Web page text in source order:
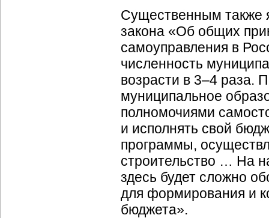
Существенным также
закона «Об общих
самоуправления в
численность
возрасти в 3–4 раза.
муниципальное
полномочиями
и исполнять свой
программы,
строительство … На
здесь будет сложно
для формирования и
бюджета».